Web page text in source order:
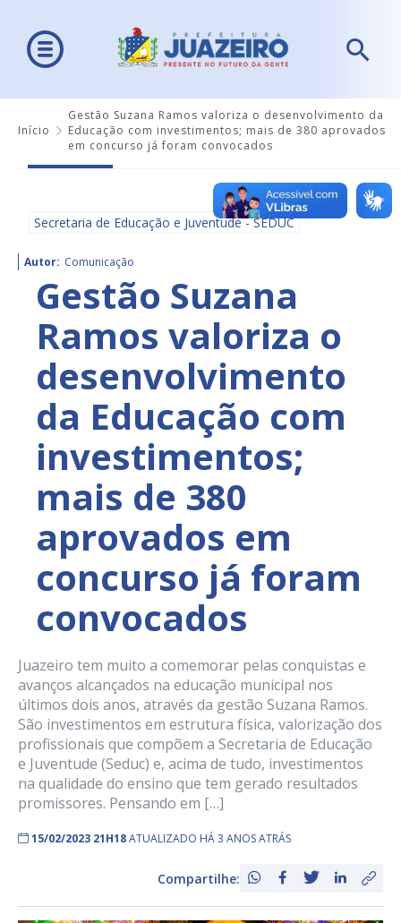
Início
Gestão Suzana Ramos valoriza o desenvolvimento da
Educação com investimentos; mais de 380 aprovados
em concurso já foram convocados
Secretaria de Educação e Juventude - SEDUC
Autor: Comunicação
Gestão Suzana
Ramos valoriza o
desenvolvimento
da Educação com
investimentos;
mais de 380
aprovados em
concurso já foram
convocados
Juazeiro tem muito a comemorar pelas conquistas e
avanços alcançados na educação municipal nos
últimos dois anos, através da gestão Suzana Ramos.
São investimentos em estrutura física, valorização dos
profissionais que compõem a Secretaria de Educação
e Juventude (Seduc) e, acima de tudo, investimentos
na qualidade do ensino que tem gerado resultados
promissores. Pensando em […]
15/02/2023 21H18ATUALIZADO HÁ 3 ANOS ATRÁS
Compartilhe: